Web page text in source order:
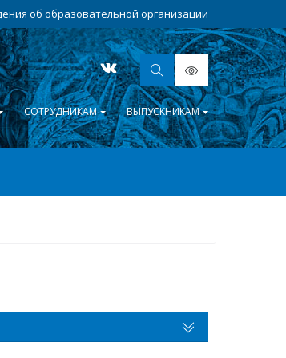
об образовательной организации
СОТРУДНИКАМ ВЫПУСКНИКАМ